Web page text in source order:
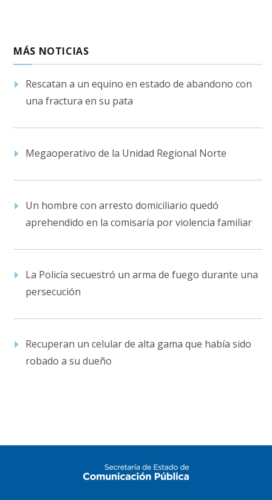
MÁS NOTICIAS
Rescatan a un equino en estado de abandono con
una fractura en su pata
Megaoperativo de la Unidad Regional Norte
Un hombre con arresto domiciliario quedó
aprehendido en la comisaría por violencia familiar
La Policía secuestró un arma de fuego durante una
persecución
Recuperan un celular de alta gama que había sido
robado a su dueño